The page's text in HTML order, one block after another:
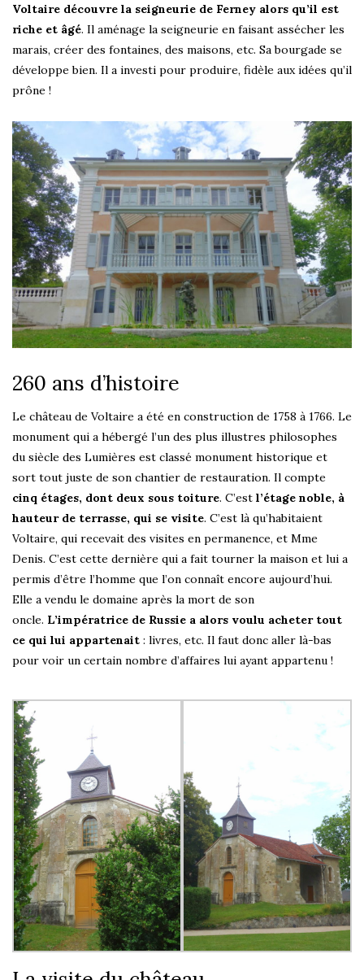
Voltaire découvre la seigneurie de Ferney alors qu’il est
riche et âgé. Il aménage la seigneurie en faisant assécher les
marais, créer des fontaines, des maisons, etc. Sa bourgade se
développe bien. Il a investi pour produire, fidèle aux idées qu’il
prône !
260 ans d’histoire
Le château de Voltaire a été en construction de 1758 à 1766. Le
monument qui a hébergé l’un des plus illustres philosophes
du siècle des Lumières est classé monument historique et
sort tout juste de son chantier de restauration. Il compte
cinq étages, dont deux sous toiture. C’est l’étage noble, à
hauteur de terrasse, qui se visite. C’est là qu’habitaient
Voltaire, qui recevait des visites en permanence, et Mme
Denis. C’est cette dernière qui a fait tourner la maison et lui a
permis d’être l’homme que l’on connaît encore aujourd’hui.
Elle a vendu le domaine après la mort de son
oncle. L’impératrice de Russie a alors voulu acheter tout
ce qui lui appartenait : livres, etc. Il faut donc aller là-bas
pour voir un certain nombre d’affaires lui ayant appartenu !